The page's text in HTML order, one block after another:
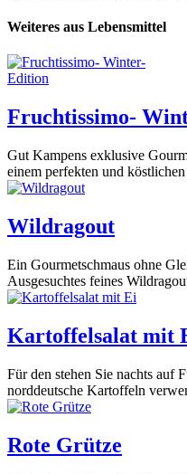
Weiteres aus Lebensmittel
Fruchtissimo-
Gut Kampens exklusive
einem perfekten und
Wildragout
Ein Gourmetschmaus ohne
Ausgesuchtes feines
Kartoffelsalat mit
Für den stehen Sie nachts auf
norddeutsche Kartoffeln
Rote Grütze